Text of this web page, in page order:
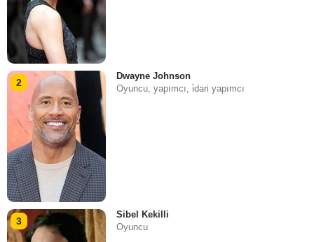
2
Dwayne Johnson
Oyuncu, yapımcı, i̇dari yapımcı
3
Sibel Kekilli
Oyuncu